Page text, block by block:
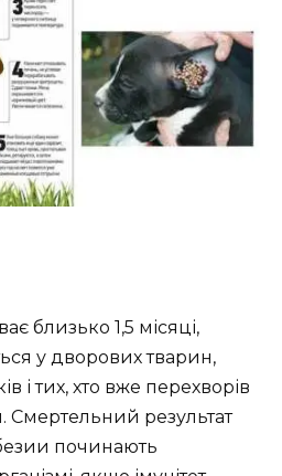
близько 1,5 місяці,
у дворових тварин,
і тих, хто вже перехворів
результат
починають